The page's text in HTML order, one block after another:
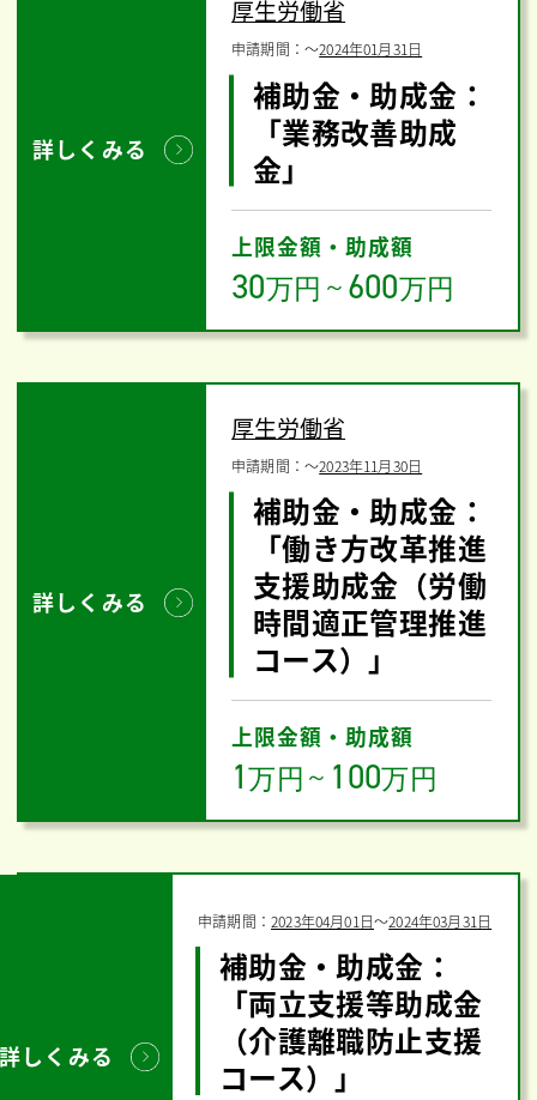
詳しくみる
厚生労働省
申請期間：〜2024年01月31日
補助金・助成金：
「業務改善助成
金」
上限金額・助成額
30万円 ～ 600万円
詳しくみる
厚生労働省
申請期間：〜2023年11月30日
補助金・助成金：
「働き方改革推進
支援助成金（労働
時間適正管理推進
コース）」
上限金額・助成額
1万円 ～ 100万円
詳しくみる
申請期間：2023年04月01日〜2024年03月31日
補助金・助成金：
「両立支援等助成金
（介護離職防止支援
コース）」